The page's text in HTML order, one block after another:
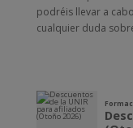
podréis llevar a
cualquier duda